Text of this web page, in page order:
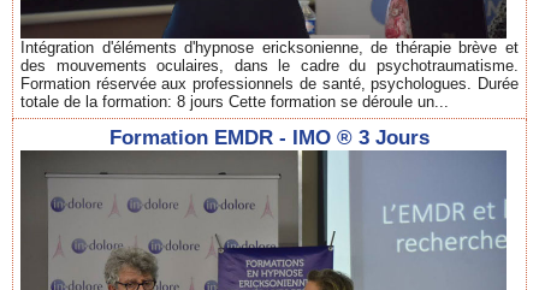
Intégration d'éléments d'hypnose ericksonienne, de thérapie brève et
des mouvements oculaires, dans le cadre du psychotraumatisme.
Formation réservée aux professionnels de santé, psychologues. Durée
totale de la formation: 8 jours Cette formation se déroule un...
Formation EMDR - IMO ® 3 Jours